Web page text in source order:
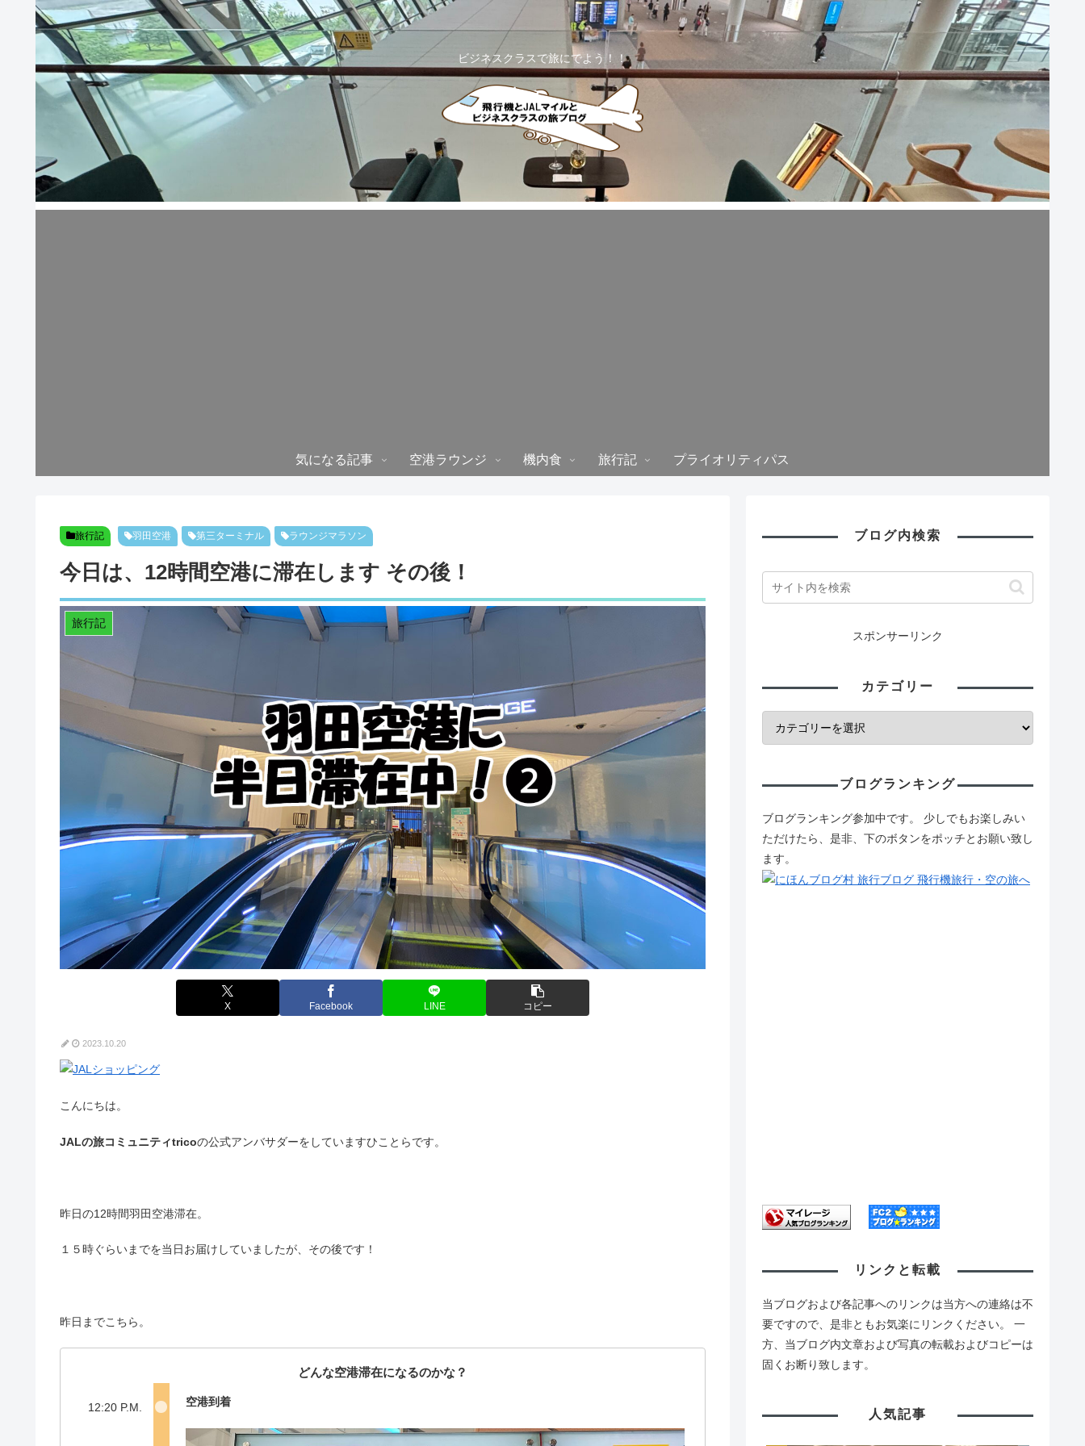
ビジネスクラスで旅にでよう！！
気になる記事 空港ラウンジ 機内食 旅行記 プライオリティパス
旅行記 羽田空港 第三ターミナル ラウンジマラソン
今日は、12時間空港に滞在します その後！
旅行記
X Facebook LINE コピー
2023.10.20
こんにちは。
JALの旅コミュニティtricoの公式アンバサダーをしていますひことらです。
昨日の12時間羽田空港滞在。
１５時ぐらいまでを当日お届けしていましたが、その後です！
昨日までこちら。
どんな空港滞在になるのかな？
12:20 P.M. 空港到着
ブログ内検索
スポンサーリンク
カテゴリー
ブログランキング
ブログランキング参加中です。 少しでもお楽しみい
ただけたら、是非、下のボタンをポッチとお願い致し
ます。
リンクと転載
当ブログおよび各記事へのリンクは当方への連絡は不
要ですので、是非ともお気楽にリンクください。 一
方、当ブログ内文章および写真の転載およびコピーは
固くお断り致します。
人気記事